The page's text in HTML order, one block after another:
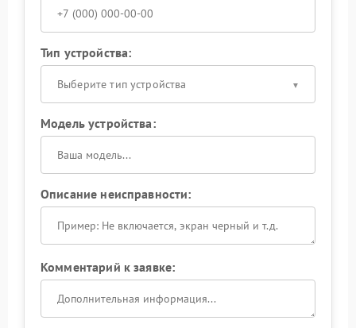
Тип устройства:
Выберите тип устройства
Модель устройства:
Описание неисправности:
Комментарий к заявке: